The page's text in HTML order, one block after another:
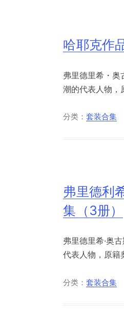
哈耶克作
弗里德里希・奥
潮的代表人物，
分类：套装合集
弗里德利
集（3册）
弗里德里希·奥
代表人物，原籍
分类：套装合集